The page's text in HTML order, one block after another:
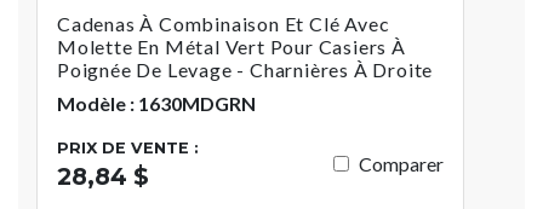
Cadenas À Combinaison Et Clé Avec
Molette En Métal Vert Pour Casiers À
Poignée De Levage - Charnières À Droite
Modèle : 1630MDGRN
PRIX DE VENTE :
28,84 $ Comparer